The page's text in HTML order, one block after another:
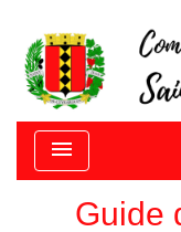
menu
Guide